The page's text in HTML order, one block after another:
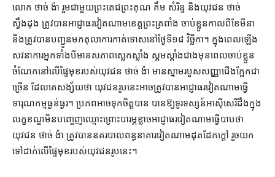
លោក ថាច់ ង៉ា រួម​ជាមួយ​ព្រះតេជព្រះគុណ គឹម សំរិន្ទ និង​យុវជន ថាច់
ស្វឹងដុង ត្រូវ​បាន​អាជ្ញាធរ​វៀតណាម​ខេត្ត​ព្រះត្រពាំង ចាប់ខ្លួន​កាលពី​ខែមីនា
និង​ត្រូវ​បាន​បញ្ជូន​មក​តុលាការ​កាត់ទោស​នៅ​ថ្ងៃទី​១៨ វិច្ឆិកា​។ ក្នុង​ពេល​ឡើង​
សវនាការ​អ្នក​ទាំង​បី​មាន​សភាព​ស្លេកស្លាំង ស្គមស្គាំង​ជាង​មុន​ពេល​ចាប់ខ្លួន
ចំណែក​នៅ​លើ​ផ្ទៃមុខ​របស់​យុវជន ថាច់ ង៉ា មាន​ស្នាមរបួស​សញ្ញា​ជើងក្អែក​ជា
ច្រើន ដែល​គេ​សង្ស័យ​ថា យុវជន​រូប​នេះ​អាច​ត្រូវ​បាន​អាជ្ញាធរ​វៀតណាម​ធ្វើ​
ទារុណកម្ម​ធ្ងន់ធ្ងរ​។ ប្រភព​អាច​ទុកចិត្ត​បាន បានឱ្យ​ទូរទស្សន៍​អាស៊ីសេរី​ដឹង​ក្នុង​
លក្ខខណ្ឌ​មិន​បញ្ចេញ​ឈ្មោះ​ព្រោះ​បារម្ភ​ខ្លាច​អាជ្ញាធរ​វៀតណាម​ធ្វើបាប​ថា
យុវជន ថាច់ ង៉ា ត្រូវ​បាន​នគរបាល​ពន្ធនាគារ​វៀតណាម​ដុត​ដែក​ក្តៅ រួច​យក​
ទៅ​ដាក់​លើ​ផ្ទៃមុខ​របស់​យុវជន​រូប​នេះ។